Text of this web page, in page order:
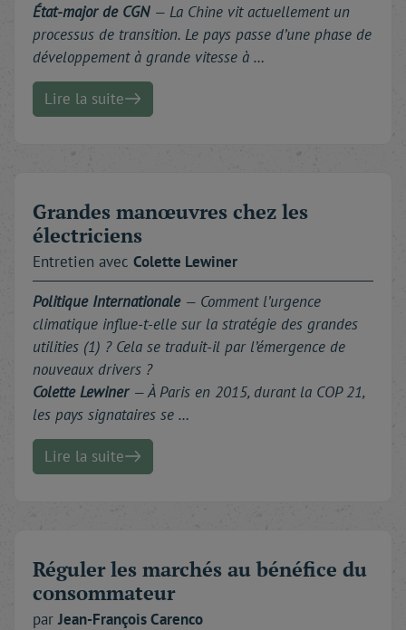
État-major de CGN— La Chine vit actuellement un
processus de transition. Le pays passe d’une phase de
développement à grande vitesse à …
Lire la suite
Grandes manœuvres chez les
électriciens
Entretien avec Colette Lewiner
Politique Internationale— Comment l’urgence
climatique influe-t-elle sur la stratégie des grandes
utilities (1) ? Cela se traduit-il par l’émergence de
nouveaux drivers ?
Colette Lewiner— À Paris en 2015, durant la COP 21,
les pays signataires se …
Lire la suite
Réguler les marchés au bénéfice du
consommateur
parJean-FrançoisCarenco